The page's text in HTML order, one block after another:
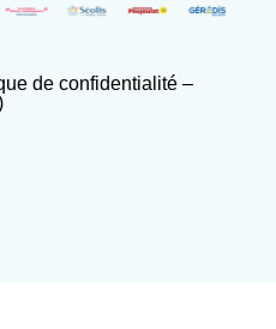
de confidentialité –